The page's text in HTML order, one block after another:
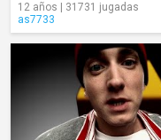
12 años | 31731 jugadas
as7733